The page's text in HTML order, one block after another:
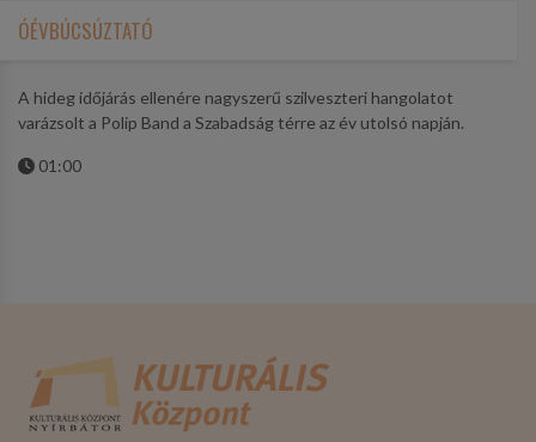
ÓÉVBÚCSÚZTATÓ
A hideg időjárás ellenére nagyszerű szilveszteri hangolatot
varázsolt a Polip Band a Szabadság térre az év utolsó napján.
01:00